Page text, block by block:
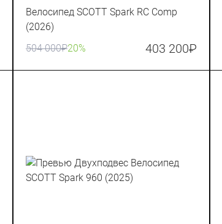
Велосипед SCOTT Spark RC Comp
(2026)
504 000₽20% 403 200₽